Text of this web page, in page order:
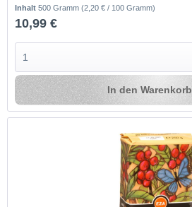
Inhalt500 Gramm(2,20 € / 100 Gramm)
10,99 €
In den Warenkorb